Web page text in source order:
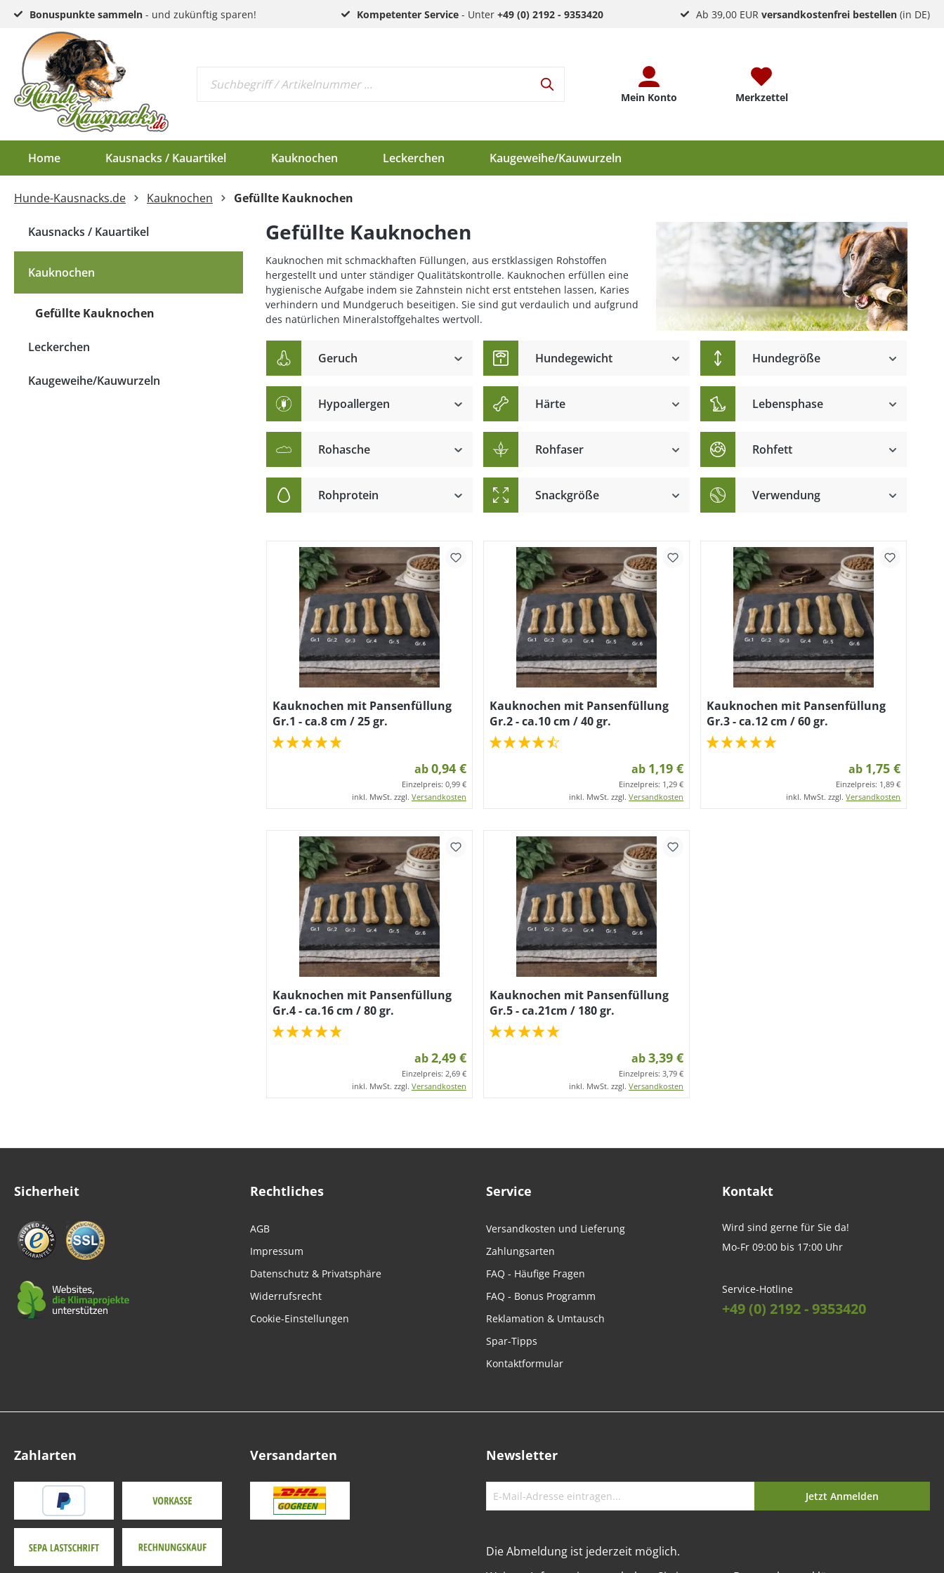
Bonuspunkte sammeln - und zukünftig sparen! Kompetenter Service- Unter +49 (0) 2192 - 9353420 Ab 39,00 EURversandkostenfrei bestellen (in DE)
Mein Konto Merkzettel
Home Kausnacks / Kauartikel Kauknochen Leckerchen Kaugeweihe/Kauwurzeln
Schlund & Dörrfleisch
Kopfhaut & Haut
Sehnen
Pansen & Lunge
Leber & Herz
Schwanz & Ochsenschwanz
Maul & Lefzen
Kauknochen EU-Ware
Kauknochen Standard
Endloswürstchen
Mini-Würstchen
Kaugeweihe Half
Dam-Schäufle
Hirschgeweih-Rosetten
Hunde-Kausnacks.de Kauknochen Gefüllte Kauknochen
Kausnacks / Kauartikel
Kauknochen
Gefüllte Kauknochen
Leckerchen
Kaugeweihe/Kauwurzeln
Gefüllte Kauknochen
Kauknochen mit schmackhaften Füllungen, aus erstklassigen Rohstoffen
hergestellt und unter ständiger Qualitätskontrolle. Kauknochen erfüllen eine
hygienische Aufgabe indem sie Zahnstein nicht erst entstehen lassen, Karies
verhindern und Mundgeruch beseitigen. Sie sind gut verdaulich und aufgrund
des natürlichen Mineralstoffgehaltes wertvoll.
Geruch Hundegewicht Hundegröße
Hypoallergen Härte Lebensphase
Rohasche Rohfaser Rohfett
Rohprotein Snackgröße Verwendung
Kauknochen mit Pansenfüllung
Gr.1 - ca.8 cm / 25 gr.
ab0,94 €
Einzelpreis: 0,99 €
inkl. MwSt. zzgl. Versandkosten
Kauknochen mit Pansenfüllung
Gr.2 - ca.10 cm / 40 gr.
ab 1,19 €
Einzelpreis: 1,29 €
inkl. MwSt. zzgl.Versandkosten
Kauknochen mit Pansenfüllung
Gr.3 - ca.12 cm / 60 gr.
ab 1,75 €
Einzelpreis: 1,89 €
inkl. MwSt. zzgl.Versandkosten
Kauknochen mit Pansenfüllung
Gr.4 - ca.16 cm / 80 gr.
ab2,49 €
Einzelpreis: 2,69 €
inkl. MwSt. zzgl. Versandkosten
Kauknochen mit Pansenfüllung
Gr.5 - ca.21cm / 180 gr.
ab3,39 €
Einzelpreis:3,79 €
inkl. MwSt. zzgl.Versandkosten
Sicherheit Rechtliches
AGB
Impressum
Datenschutz & Privatsphäre
Widerrufsrecht
Cookie-Einstellungen
Service
Versandkosten und Lieferung
Zahlungsarten
FAQ - Häufige Fragen
FAQ - Bonus Programm
Reklamation & Umtausch
Spar-Tipps
Kontaktformular
Kontakt
Wird sind gerne für Sie da!
Mo-Fr 09:00 bis 17:00 Uhr
Service-Hotline
+49 (0) 2192 - 9353420
Zahlarten Versandarten Newsletter
Jetzt Anmelden
Die Abmeldung ist jederzeit möglich.